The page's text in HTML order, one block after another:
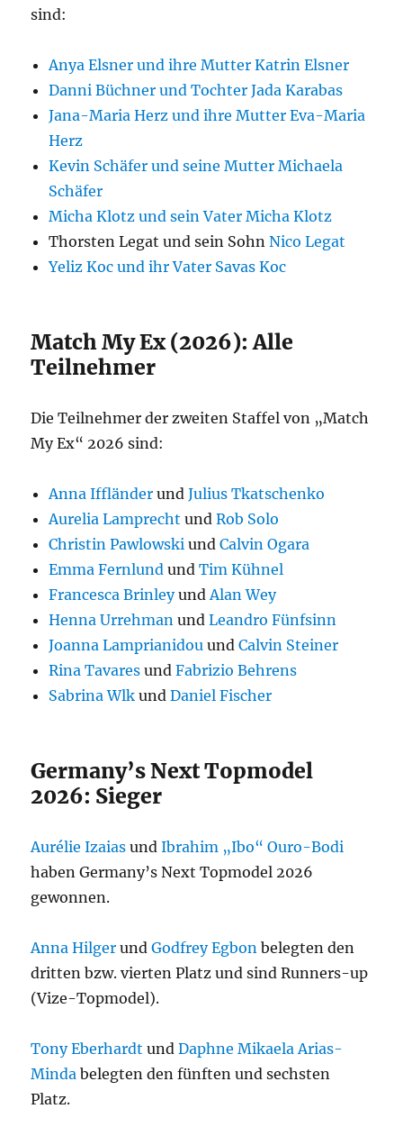
sind:
Anya Elsner und ihre Mutter Katrin Elsner
Danni Büchner und Tochter Jada Karabas
Jana-Maria Herz und ihre Mutter Eva-Maria
Herz
Kevin Schäfer und seine Mutter Michaela
Schäfer
Micha Klotz und sein Vater Micha Klotz
Thorsten Legat und sein SohnNico Legat
Yeliz Koc und ihr Vater Savas Koc
Match My Ex (2026): Alle
Teilnehmer
Die Teilnehmer der zweiten Staffel von „Match
My Ex“ 2026 sind:
Anna Iffländer undJulius Tkatschenko
Aurelia Lamprecht undRob Solo
Christin Pawlowski undCalvin Ogara
Emma Fernlund undTim Kühnel
Francesca BrinleyundAlan Wey
Henna Urrehman undLeandro Fünfsinn
Joanna Lamprianidou undCalvin Steiner
Rina Tavares undFabrizio Behrens
Sabrina Wlk undDaniel Fischer
Germany’s Next Topmodel
2026: Sieger
Aurélie Izaias undIbrahim „Ibo“ Ouro-Bodi
haben Germany’s Next Topmodel 2026
gewonnen.
Anna Hilger undGodfrey Egbon belegten den
dritten bzw. vierten Platz und sind Runners-up
(Vize-Topmodel).
Tony Eberhardt undDaphne Mikaela Arias-
Minda belegten den fünften und sechsten
Platz.